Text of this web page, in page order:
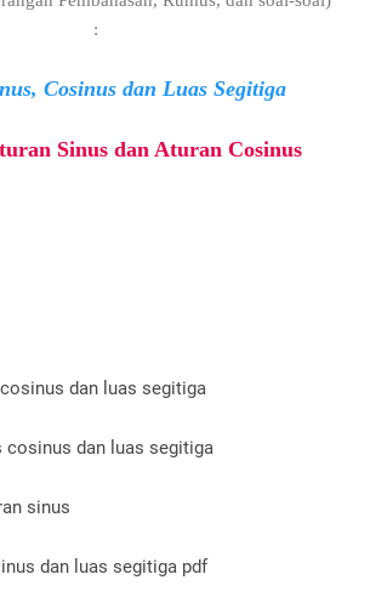
:
Cosinus dan Luas Segitiga
Sinus dan Aturan Cosinus
dan luas segitiga
cosinus dan luas segitiga
sinus
dan luas segitiga pdf